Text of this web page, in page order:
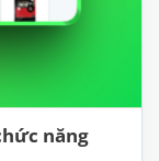
năng